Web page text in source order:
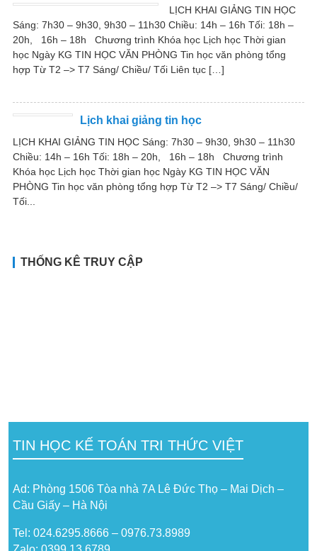
LỊCH KHAI GIẢNG TIN HỌC
Sáng: 7h30 – 9h30, 9h30 – 11h30 Chiều: 14h – 16h Tối: 18h –
20h, 16h – 18h Chương trình Khóa học Lịch học Thời gian
học Ngày KG TIN HỌC VĂN PHÒNG Tin học văn phòng tổng
hợp Từ T2 –> T7 Sáng/ Chiều/ Tối Liên tục […]
Lịch khai giảng tin học
LỊCH KHAI GIẢNG TIN HỌC Sáng: 7h30 – 9h30, 9h30 – 11h30
Chiều: 14h – 16h Tối: 18h – 20h, 16h – 18h Chương trình
Khóa học Lịch học Thời gian học Ngày KG TIN HỌC VĂN
PHÒNG Tin học văn phòng tổng hợp Từ T2 –> T7 Sáng/ Chiều/
Tối...
THỐNG KÊ TRUY CẬP
TIN HỌC KẾ TOÁN TRI THỨC VIỆT
Ad: Phòng 1506 Tòa nhà 7A Lê Đức Thọ – Mai Dịch –
Cầu Giấy – Hà Nội
Tel: 024.6295.8666 – 0976.73.8989